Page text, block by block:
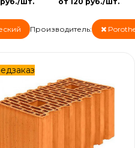
Производитель: